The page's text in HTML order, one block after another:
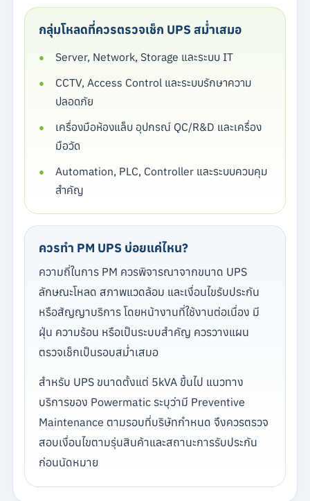
กลุ่มโหลดที่ควรตรวจเช็ก UPS สม่ำเสมอ
Server, Network, Storage และระบบ IT
CCTV, Access Control และระบบรักษาความ
ปลอดภัย
เครื่องมือห้องแล็บ อุปกรณ์ QC/R&D และเครื่อง
มือวัด
Automation, PLC, Controller และระบบควบคุม
สำคัญ
ควรทำ PM UPS บ่อยแค่ไหน?
ความถี่ในการ PM ควรพิจารณาจากขนาด UPS
ลักษณะโหลด สภาพแวดล้อม และเงื่อนไขรับประกัน
หรือสัญญาบริการ โดยหน้างานที่ใช้งานต่อเนื่อง มี
ฝุ่น ความร้อน หรือเป็นระบบสำคัญ ควรวางแผน
ตรวจเช็กเป็นรอบสม่ำเสมอ
สำหรับ UPS ขนาดตั้งแต่ 5kVA ขึ้นไป แนวทาง
บริการของ Powermatic ระบุว่ามี Preventive
Maintenance ตามรอบที่บริษัทกำหนด จึงควรตรวจ
สอบเงื่อนไขตามรุ่นสินค้าและสถานะการรับประกัน
ก่อนนัดหมาย